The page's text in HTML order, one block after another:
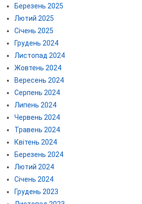
Березень 2025
Лютий 2025
Січень 2025
Грудень 2024
Листопад 2024
Жовтень 2024
Вересень 2024
Серпень 2024
Липень 2024
Червень 2024
Травень 2024
Квітень 2024
Березень 2024
Лютий 2024
Січень 2024
Грудень 2023